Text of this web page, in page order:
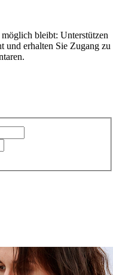
bleibt: Unterstützen
und erhalten Sie Zugang zu